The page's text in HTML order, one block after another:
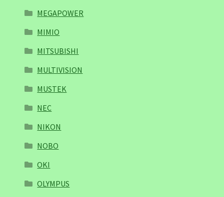
MEGAPOWER
MIMIO
MITSUBISHI
MULTIVISION
MUSTEK
NEC
NIKON
NOBO
OKI
OLYMPUS